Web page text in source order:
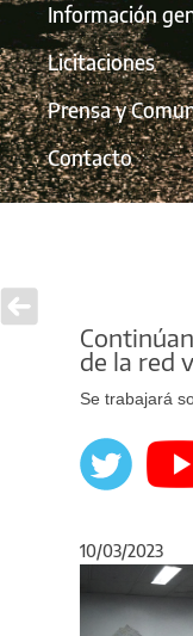
Información
Licitaciones
Prensa y
Contacto
de la red
Se trabajará
10/03/2023
Anterior